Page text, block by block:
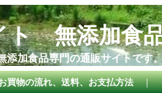
ト 無添加食
添加食品専門の通販サイトです
買物の流れ、送料、お支払方法 ｜